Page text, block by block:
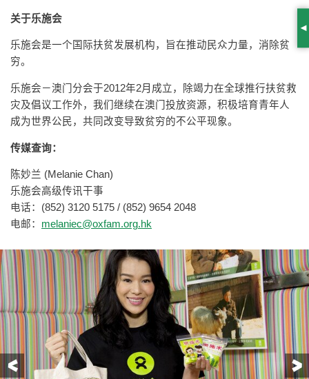
关于乐施会
乐施会是一个国际扶贫发展机构，旨在推动民众力量，消除贫
穷。
乐施会－澳门分会于2012年2月成立，除竭力在全球推行扶贫救
灾及倡议工作外，我们继续在澳门投放资源，积极培育青年人
成为世界公民，共同改变导致贫穷的不公平现象。
传媒查询：
陈妙兰 (Melanie Chan)
乐施会高级传讯干事
电话：(852) 3120 5175 / (852) 9654 2048
电邮： melaniec@oxfam.org.hk
前一页